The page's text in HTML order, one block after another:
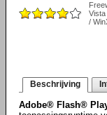
Vista
/
Beschrijving
Adobe® Flash®